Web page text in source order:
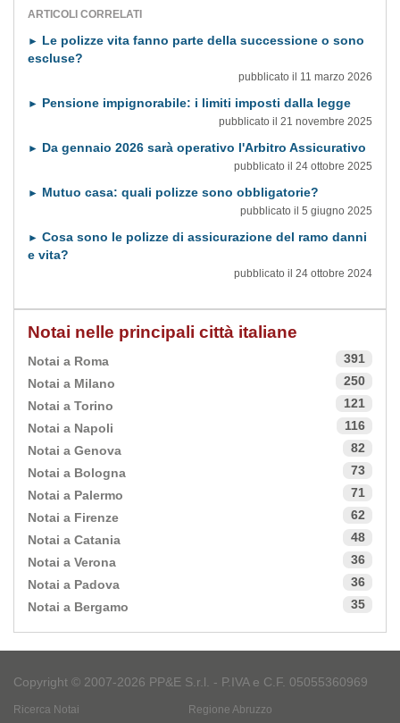
ARTICOLI CORRELATI
► Le polizze vita fanno parte della successione o sono
escluse?
pubblicato il 11 marzo 2026
► Pensione impignorabile: i limiti imposti dalla legge
pubblicato il 21 novembre 2025
► Da gennaio 2026 sarà operativo l'Arbitro Assicurativo
pubblicato il 24 ottobre 2025
► Mutuo casa: quali polizze sono obbligatorie?
pubblicato il 5 giugno 2025
► Cosa sono le polizze di assicurazione del ramo danni
e vita?
pubblicato il 24 ottobre 2024
Notai nelle principali città italiane
Notai a Roma
391
Notai a Milano
250
Notai a Torino
121
Notai a Napoli
116
Notai a Genova
82
Notai a Bologna
73
Notai a Palermo
71
Notai a Firenze
62
Notai a Catania
48
Notai a Verona
36
Notai a Padova
36
Notai a Bergamo
35
Copyright © 2007-2026 PP&E S.r.l. - P.IVA e C.F. 05055360969
Ricerca Notai
Regione Abruzzo